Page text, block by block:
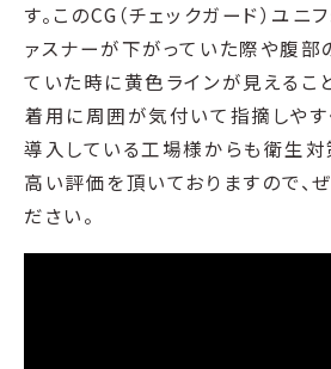
す。このCG（チェックガード）ユニ
ァスナーが下がっていた際や腹部
ていた時に黄色ラインが見えるこ
着用に周囲が気付いて指摘しやす
導入している工場様からも衛生
高い評価を頂いておりますので、
ださい。